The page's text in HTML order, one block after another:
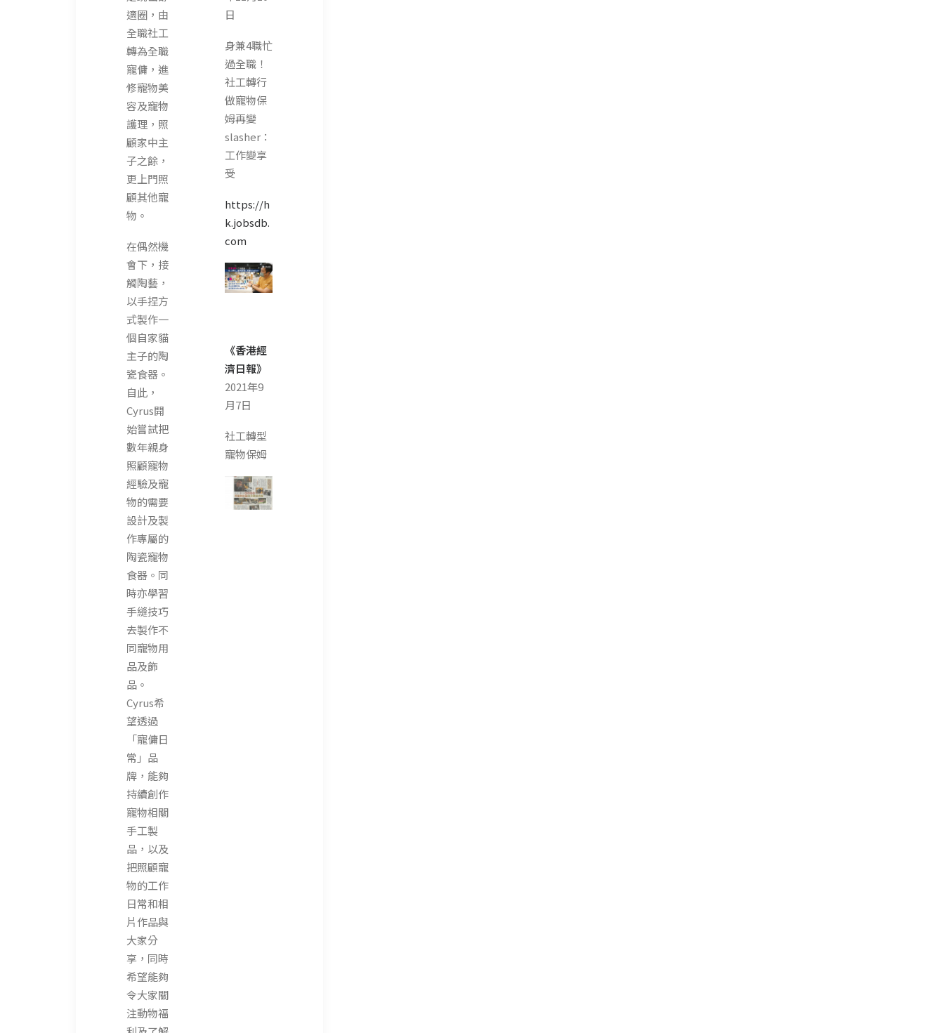
適圈，由
全職社工
轉為全職
寵傭，進
修寵物美
容及寵物
護理，照
顧家中主
子之餘，
更上門照
顧其他寵
物。
在偶然機
會下，接
觸陶藝，
以手捏方
式製作一
個自家貓
主子的陶
瓷食器。
自此，
Cyrus開
始嘗試把
數年親身
照顧寵物
經驗及寵
物的需要
設計及製
作專屬的
陶瓷寵物
食器。同
時亦學習
手縫技巧
去製作不
同寵物用
品及飾
品。
Cyrus希
望透過
「寵傭日
常」品
牌，能夠
持續創作
寵物相關
手工製
品，以及
把照顧寵
物的工作
日常和相
片作品與
大家分
享，同時
希望能夠
令大家關
注動物福
日
身兼4職忙
過全職！
社工轉行
做寵物保
姆再變
slasher：
工作變享
受
https://h
k.jobsdb.
com
《香港經
濟日報》
2021年9
月7日
社工轉型
寵物保姆